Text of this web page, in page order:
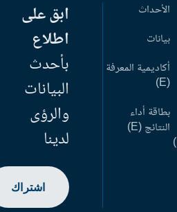
الأحداث
بيانات
أكاديمية المعرفة
بطاقة أداء
النتائج (E)
ابق على
اطلاع
بأحدث
البيانات
والرؤى
لدينا
اشتراك